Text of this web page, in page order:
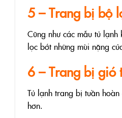
5 – Trang bị bộ
Cũng như các mẫu tủ
lọc bớt những mùi nặng
6 – Trang bị gió
Tủ lạnh trang bị tuần
hơn.